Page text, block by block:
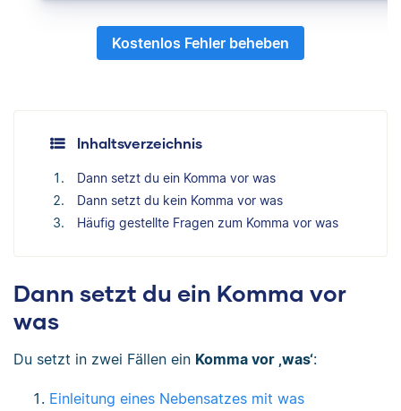
Kostenlos Fehler beheben
Inhaltsverzeichnis
Dann setzt du ein Komma vor was
Dann setzt du kein Komma vor was
Häufig gestellte Fragen zum Komma vor was
Dann setzt du ein Komma vor
was
Du setzt in zwei Fällen ein Komma vor ‚was‘:
Einleitung eines Nebensatzes mit was